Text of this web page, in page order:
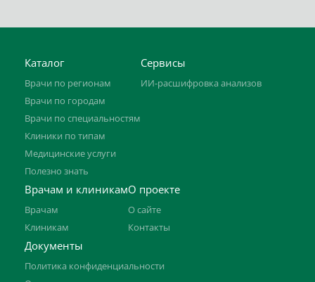
Каталог
Врачи по регионам
Врачи по городам
Врачи по специальностям
Клиники по типам
Медицинские услуги
Полезно знать
Сервисы
ИИ-расшифровка анализов
Врачам и клиникам
Врачам
Клиникам
О проекте
О сайте
Контакты
Документы
Политика конфиденциальности